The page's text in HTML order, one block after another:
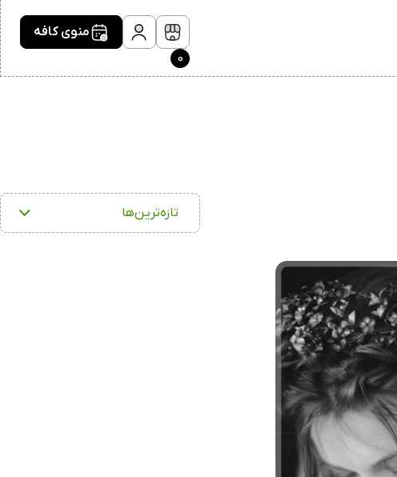
0
منوی کافه
تازه‌ترین‌ها